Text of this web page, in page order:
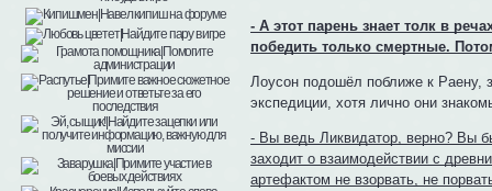
- А этот парень знает толк в
победить только смертные.
Лоусон подошёл поближе к Раену,
экспедиции, хотя лично они
- Вы ведь Ликвидатор, верно? Вы
заходит о взаимодействии с
артефактом не взорвать, не